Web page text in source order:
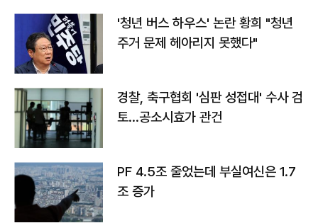
'청년 버스 하우스' 논란 황희 "청년
주거 문제 헤아리지 못했다"
경찰, 축구협회 '심판 성접대' 수사 검
토…공소시효가 관건
PF 4.5조 줄었는데 부실여신은 1.7
조 증가